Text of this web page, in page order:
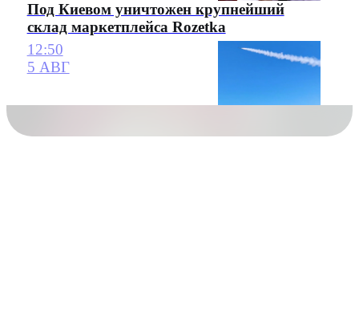
Под Киевом уничтожен крупнейший
склад маркетплейса Rozetka
12:50
5 АВГ